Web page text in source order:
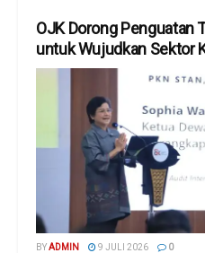
OJK Dorong Penguatan
untuk Wujudkan Sektor
BYADMIN 9 JULI 2026 0